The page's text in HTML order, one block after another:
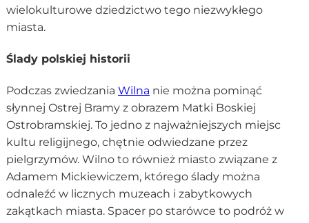
wielokulturowe dziedzictwo tego niezwykłego
miasta.
Ślady polskiej historii
Podczas zwiedzania Wilna nie można pominąć
słynnej Ostrej Bramy z obrazem Matki Boskiej
Ostrobramskiej. To jedno z najważniejszych miejsc
kultu religijnego, chętnie odwiedzane przez
pielgrzymów. Wilno to również miasto związane z
Adamem Mickiewiczem, którego ślady można
odnaleźć w licznych muzeach i zabytkowych
zakątkach miasta. Spacer po starówce to podróż w